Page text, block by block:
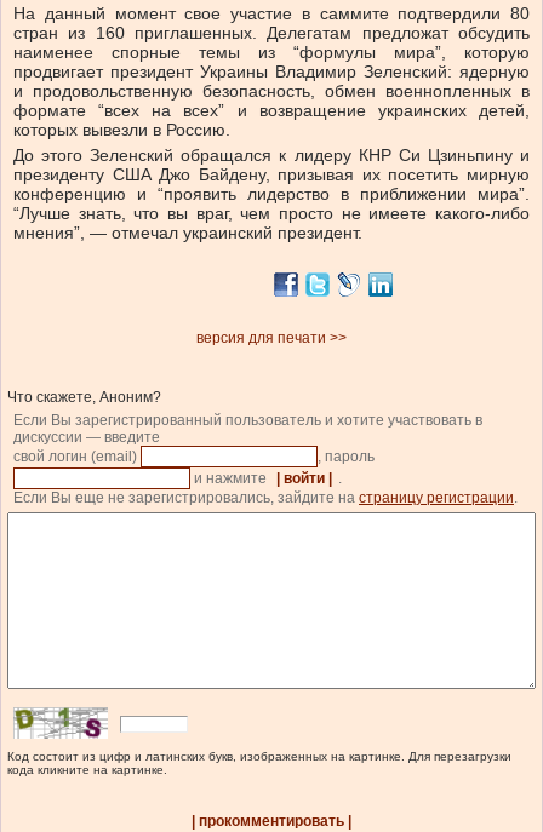
На данный момент свое участие в саммите подтвердили 80
стран из 160 приглашенных. Делегатам предложат обсудить
наименее спорные темы из “формулы мира”, которую
продвигает президент Украины Владимир Зеленский: ядерную
и продовольственную безопасность, обмен военнопленных в
формате “всех на всех” и возвращение украинских детей,
которых вывезли в Россию.
До этого Зеленский обращался к лидеру КНР Си Цзиньпину и
президенту США Джо Байдену, призывая их посетить мирную
конференцию и “проявить лидерство в приближении мира”.
“Лучше знать, что вы враг, чем просто не имеете какого-либо
мнения”, — отмечал украинский президент.
версия для печати >>
Что скажете, Аноним?
Если Вы зарегистрированный пользователь и хотите участвовать в
дискуссии — введите
свой логин (email)
, пароль
и нажмите
| войти |
.
Если Вы еще не зарегистрировались, зайдите на страницу регистрации.
Код состоит из цифр и латинских букв, изображенных на картинке. Для перезагрузки
кода кликните на картинке.
| прокомментировать |